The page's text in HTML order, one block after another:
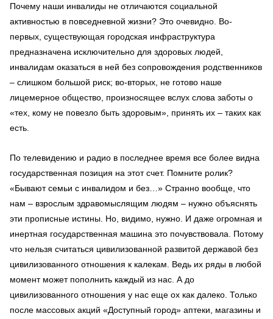
Почему наши инвалиды не отличаются социальной
активностью в повседневной жизни? Это очевидно. Во-
первых, существующая городская инфраструктура
предназначена исключительно для здоровых людей,
инвалидам оказаться в ней без сопровождения родственников
– слишком большой риск; во-вторых, не готово наше
лицемерное общество, произносящее вслух слова заботы о
«тех, кому не повезло быть здоровым», принять их – таких как
есть.
По телевидению и радио в последнее время все более видна
государственная позиция на этот счет. Помните ролик?
«Бывают семьи с инвалидом и без…» Странно вообще, что
нам – взрослым здравомыслящим людям – нужно объяснять
эти прописные истины. Но, видимо, нужно. И даже огромная и
инертная государственная машина это почувствовала. Потому
что нельзя считаться цивилизованной развитой державой без
цивилизованного отношения к калекам. Ведь их ряды в любой
момент может пополнить каждый из нас. А до
цивилизованного отношения у нас еще ох как далеко. Только
после массовых акций «Доступный город» аптеки, магазины и